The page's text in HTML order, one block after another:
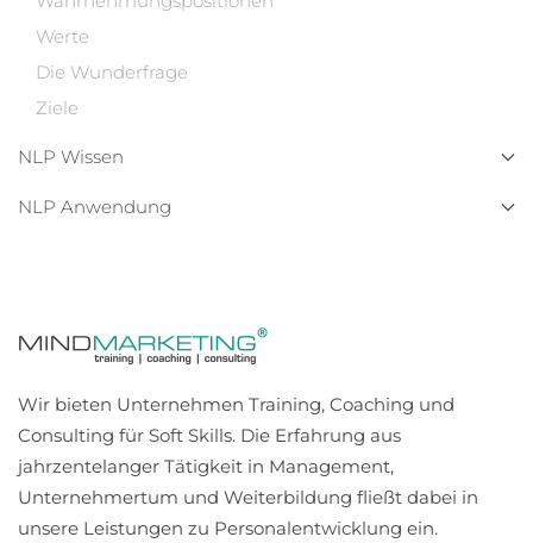
Werte
Die Wunderfrage
Ziele
NLP Wissen
NLP Anwendung
Wir bieten Unternehmen Training, Coaching und
Consulting für Soft Skills. Die Erfahrung aus
jahrzentelanger Tätigkeit in Management,
Unternehmertum und Weiterbildung fließt dabei in
unsere Leistungen zu Personalentwicklung ein.